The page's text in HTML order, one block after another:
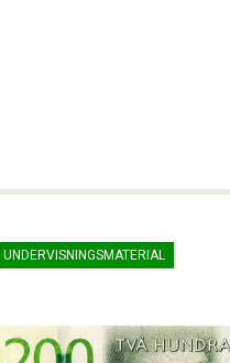
i favoriter
UNDERVISNINGSMATERIAL